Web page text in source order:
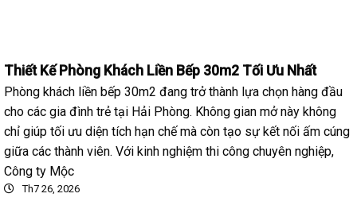
Thiết Kế Phòng Khách Liền Bếp 30m2 Tối Ưu Nhất
Phòng khách liền bếp 30m2 đang trở thành lựa chọn hàng đầu
cho các gia đình trẻ tại Hải Phòng. Không gian mở này không
chỉ giúp tối ưu diện tích hạn chế mà còn tạo sự kết nối ấm cúng
giữa các thành viên. Với kinh nghiệm thi công chuyên nghiệp,
Công ty Mộc
Th7 26, 2026